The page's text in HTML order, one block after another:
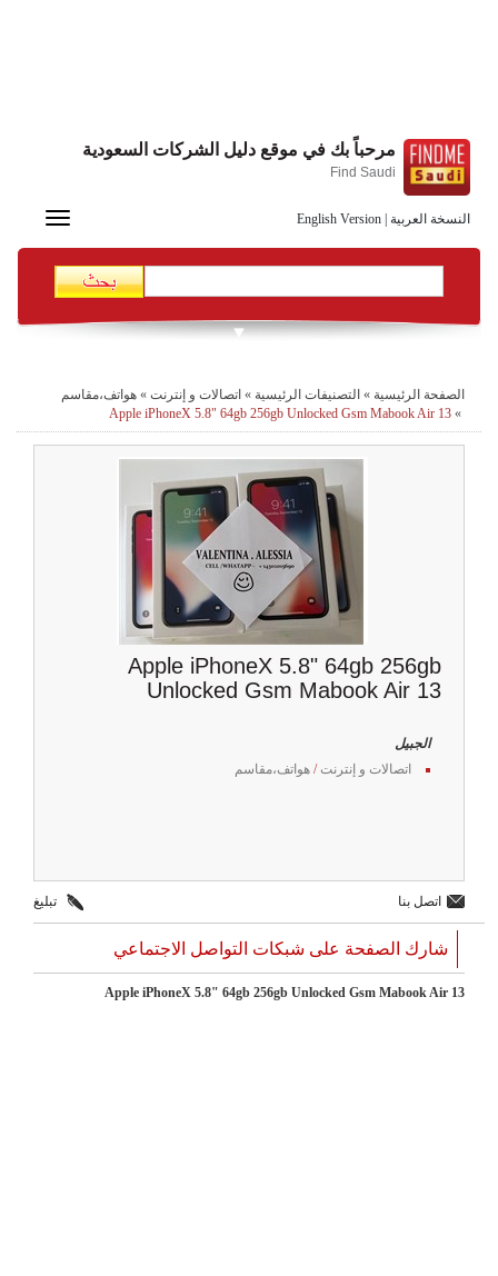
النسخة العربية English Version
مرحباً بك في موقع دليل الشركات السعودية
Find Saudi
Toggle
الصفحة الرئيسية » التصنيفات الرئيسية » اتصالات و إنترنت » هواتف،مقاسم
»
Apple iPhoneX 5.8" 64gb 256gb Unlocked Gsm Mabook Air 13
Apple iPhoneX 5.8" 64gb 256gb
Unlocked Gsm Mabook Air 13
الجبيل
اتصالات و إنترنت/ هواتف،مقاسم
اتصل بنا تبليغ
شارك الصفحة على شبكات التواصل الاجتماعي
Apple iPhoneX 5.8" 64gb 256gb Unlocked Gsm Mabook Air 13